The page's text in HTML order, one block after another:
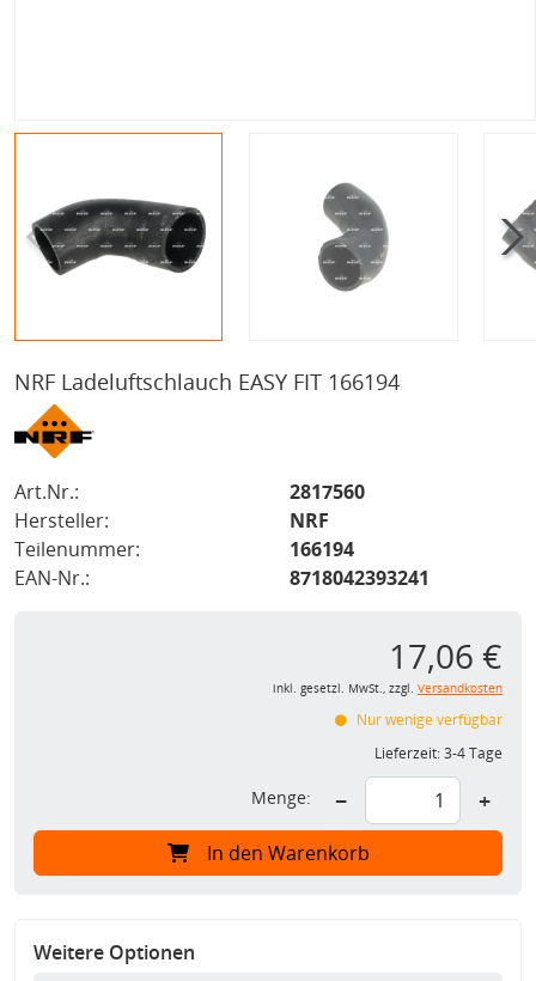
NRF Ladeluftschlauch EASY FIT 166194
Art.Nr.:
2817560
Hersteller:
NRF
Teilenummer:
166194
EAN-Nr.:
8718042393241
17,06 €
inkl. gesetzl. MwSt., zzgl. Versandkosten
Nur wenige verfügbar
Lieferzeit:3-4 Tage
Menge: − +
In den Warenkorb
Weitere Optionen